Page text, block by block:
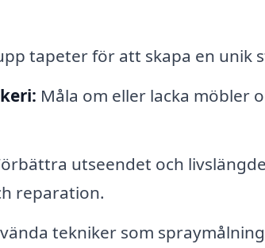
tapeter för att skapa en unik
Måla om eller lacka möbler
utseendet och
reparation.
tekniker som